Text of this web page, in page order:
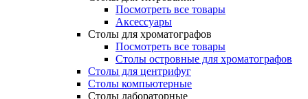
Посмотреть все товары
Аксессуары
Столы для хроматографов
Посмотреть все товары
Столы островные для хроматографов
Столы для центрифуг
Столы компьютерные
Столы лабораторные